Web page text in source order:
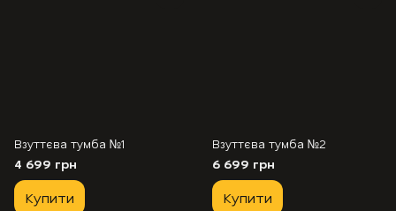
Взуттєва тумба №1
4 699 грн
Купити
Взуттєва тумба №2
6 699 грн
Купити